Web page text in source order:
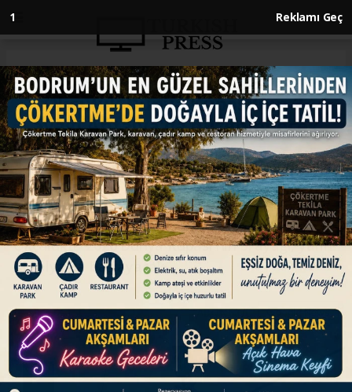
Anasayfa SPOR
Okçuluk Dünya Kupası'nın 3.
ayağı Antalya'da düzenlenecek
SPOR
08.06.2026 - 10:12, Güncelleme: 08.06.2026 - 10:12
Okçulukta 2026 Dünya Kupası'nın 3. ayağı, yarın
Antalya'da başlayacak.
ABONE OL